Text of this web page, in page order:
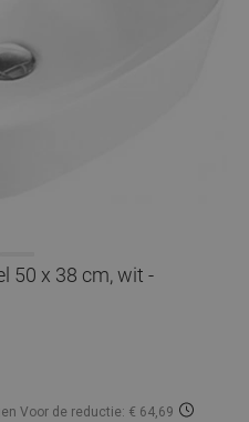
50 x 38 cm, wit -
Voor de reductie: € 64,69